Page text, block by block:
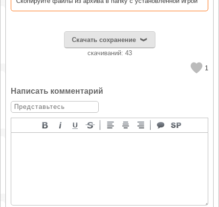
Скачать сохранение
cкачиваний: 43
1
Написать комментарий